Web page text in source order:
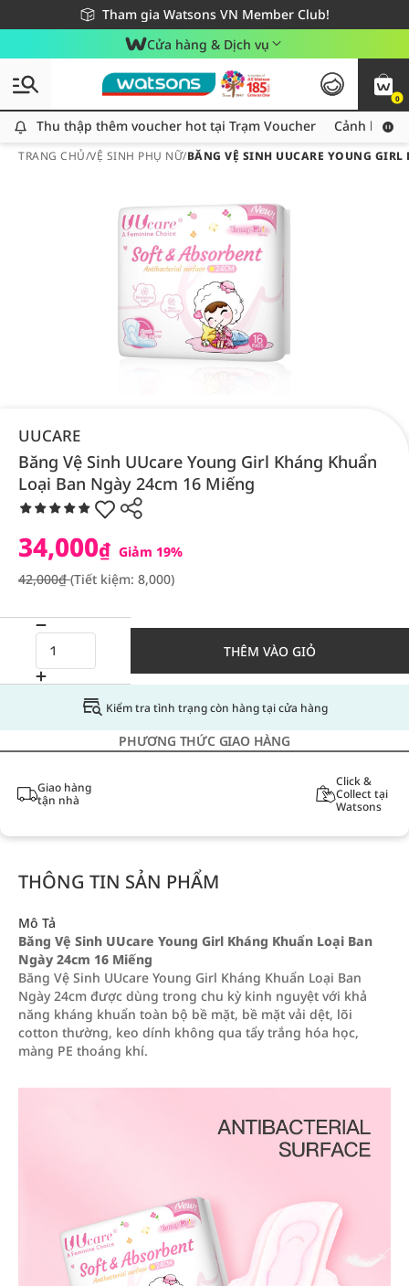
Tham gia Watsons VN Member Club!
Miễn phí giao hàng cho đơn hàng từ 249,000Đ
Giao hàng nhanh 24h - Áp dụng khu vực TP. Hồ Chí Minh
Cửa hàng & Dịch vụ
0
Thu thập thêm voucher hot tại Trạm Voucher
Thu thập thêm voucher hot tại Trạm Voucher Cảnh báo
TRANG CHỦ/VỆ SINH PHỤ NỮ/BĂNG VỆ SINH UUCARE YOUNG
UUCARE
Băng Vệ Sinh UUcare Young Girl Kháng Khuẩn
Loại Ban Ngày 24cm 16 Miếng
34,000₫ Giảm 19%
42,000₫(Tiết kiệm: 8,000)
THÊM VÀO GIỎ
Kiểm tra tình trạng còn hàng tại cửa hàng
PHƯƠNG THỨC GIAO HÀNG
Giao hàng
tận nhà
Click &
Collect tại
Watsons
THÔNG TIN SẢN PHẨM
Mô Tả
Băng Vệ Sinh UUcare Young Girl Kháng Khuẩn Loại Ban
Ngày 24cm 16 Miếng
Băng Vệ Sinh UUcare Young Girl Kháng Khuẩn Loại Ban
Ngày 24cm được dùng trong chu kỳ kinh nguyệt với khả
năng kháng khuẩn toàn bộ bề mặt, bề mặt vải dệt, lõi
cotton thường, keo dính không qua tẩy trắng hóa học,
màng PE thoáng khí.